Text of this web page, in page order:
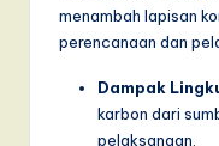
menambah lapisan
perencanaan dan
Dampak
karbon dari
pelaksanaan.